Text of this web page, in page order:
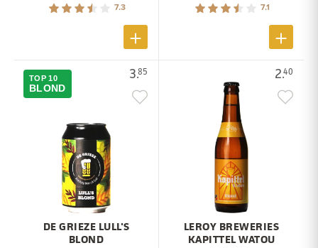
7.3 7.1
3.85
TOP 10
BLOND
DE GRIEZE LULL'S
BLOND
2.40
LEROY BREWERIES
KAPITTEL WATOU